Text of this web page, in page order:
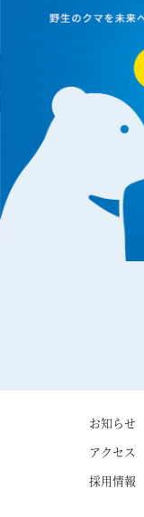
お知らせ
アクセス
採用情報